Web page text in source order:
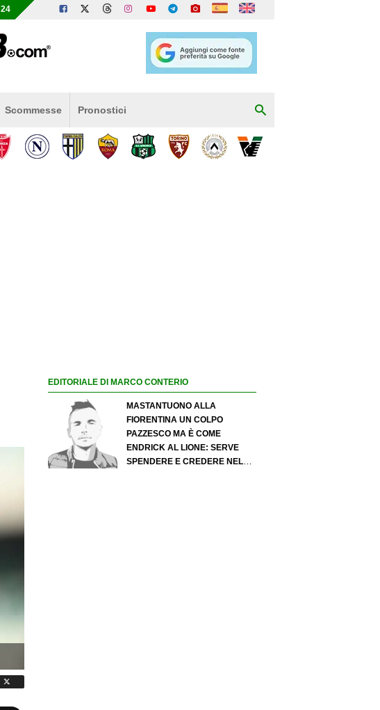
Scommesse Pronostici
EDITORIALE DI MARCO CONTERIO
MASTANTUONO ALLA
FIORENTINA UN COLPO
PAZZESCO MA È COME
ENDRICK AL LIONE: SERVE
SPENDERE E CREDERE NELLO